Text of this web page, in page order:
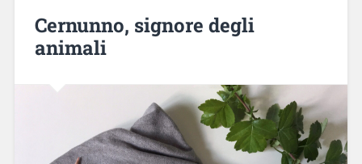
Cernunno, signore degli
animali